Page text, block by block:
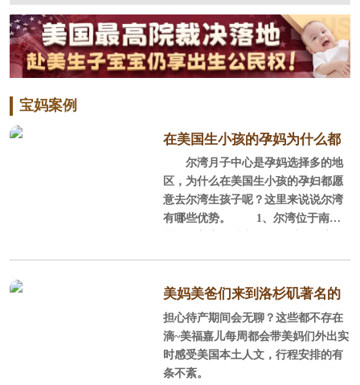
宝妈案例
在美国生小孩的孕妈为什么都
选尔湾？
尔湾月子中心是孕妈选择多的地
区，为什么在美国生小孩的孕妇都愿
意去尔湾生孩子呢？这里来说说尔湾
有哪些优势。 1、尔湾位于南加
靠广大的圣塔安娜山脉，这里阳光充
沛，气候温和，风景秀丽，环境优
美，平均每年286天的晴天，平均每年
降雨量300mm，年平均气温为17.
2℃，很适合孕产妈妈休养生息。
美妈美爸们来到洛杉矶著名的
staples球场感受NBA球赛
担心待产期间会无聊？这些都不存在
滴~美福嘉儿每周都会带美妈们外出实
时感受美国本土人文，行程安排的有
条不紊。